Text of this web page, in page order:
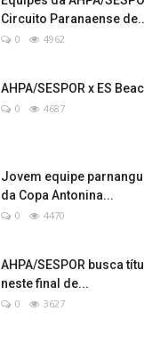
Circuito Paranaense
0 4962
AHPA/SESPOR x ES
0 4687
Jovem equipe
da Copa Antonina...
0 4470
AHPA/SESPOR busca
neste final de...
0 3627